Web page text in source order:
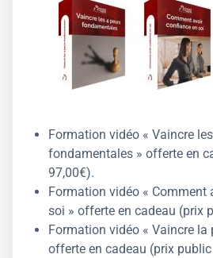
Formation vidéo « Vaincre
fondamentales » offerte en
97,00€).
Formation vidéo « Comment
soi » offerte en cadeau (prix
Formation vidéo « Vaincre la
offerte en cadeau (prix